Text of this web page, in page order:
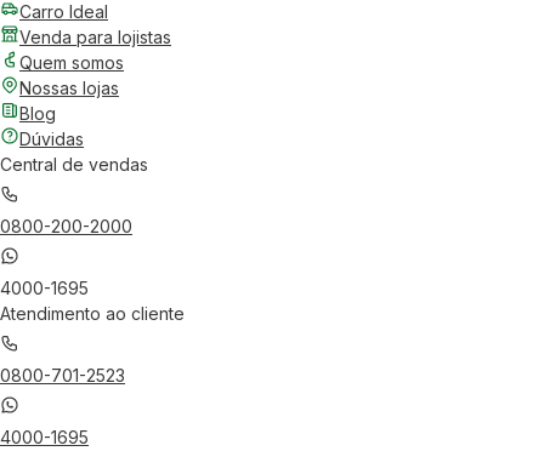
Carro Ideal
Venda para lojistas
Quem somos
Nossas lojas
Blog
Dúvidas
Central de vendas
0800-200-2000
4000-1695
Atendimento ao cliente
0800-701-2523
4000-1695